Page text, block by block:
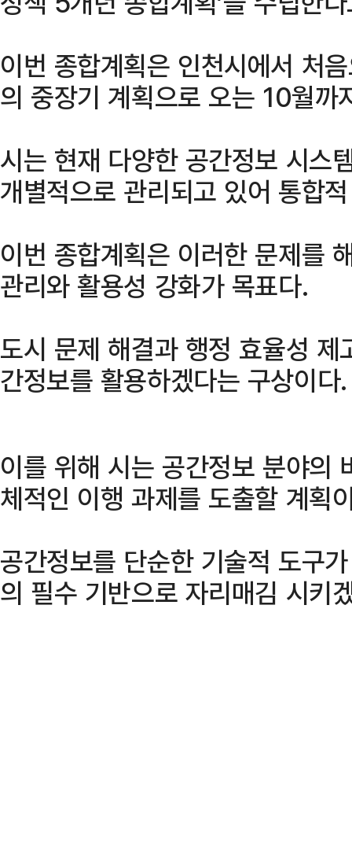
이번 종합계획은 인천시에서 처
의 중장기 계획으로 오는 10월까
시는 현재 다양한 공간정보 시스
개별적으로 관리되고 있어 통합
이번 종합계획은 이러한 문제를
관리와 활용성 강화가 목표다.
도시 문제 해결과 행정 효율성
간정보를 활용하겠다는 구상이다.
이를 위해 시는 공간정보 분야의
체적인 이행 과제를 도출할 계획
공간정보를 단순한 기술적 도구
의 필수 기반으로 자리매김 시키